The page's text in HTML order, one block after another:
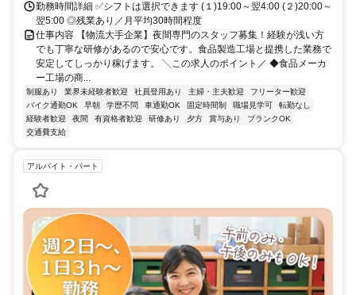
勤務時間詳細 ✅シフトは選択できます (１)19:00～翌4:00 (２)20:00～
翌5:00 ◎残業あり／月平均30時間程度
仕事内容 【物流大手企業】夜間専門のスタッフ募集！経験が浅い方
でも丁寧な研修があるので安心です。食品製造工場と提携した業務で
安定してしっかり稼げます。 ╲この求人のポイント／ ◆食品メーカ
ー工場の商...
制服あり 業界未経験者歓迎 社員登用あり 主婦・主夫歓迎
フリーター歓迎
バイク通勤OK
早朝 学歴不問 車通勤OK 固定時間制 職場見学可
転勤なし
経験者歓迎
夜間 有資格者歓迎 研修あり 夕方 賞与あり
ブランクOK
交通費支給
アルバイト・パート